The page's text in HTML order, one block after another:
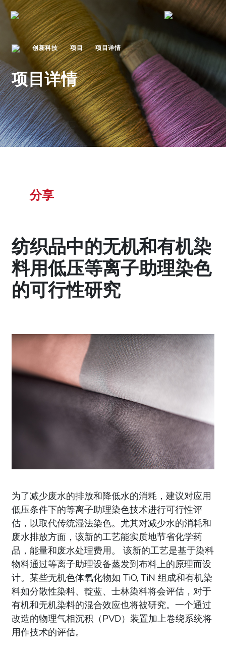
创新科技 项目 项目详情
项目详情
分享
纺织品中的无机和有机染
料用低压等离子助理染色
的可行性研究
为了减少废水的排放和降低水的消耗，建议对应用
低压条件下的等离子助理染色技术进行可行性评
估，以取代传统湿法染色。尤其对减少水的消耗和
废水排放方面，该新的工艺能实质地节省化学药
品，能量和废水处理费用。 该新的工艺是基于染料
物料通过等离子助理设备蒸发到布料上的原理而设
计。某些无机色体氧化物如 TiO, TiN 组成和有机染
料如分散性染料、靛蓝、士林染料将会评估，对于
有机和无机染料的混合效应也将被研究。一个通过
改造的物理气相沉积（PVD）装置加上卷绕系统将
用作技术的评估。